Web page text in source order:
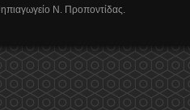
Ν. Προποντίδας.